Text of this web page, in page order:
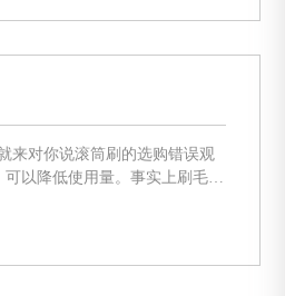
来对你说滚筒刷的选购错误观